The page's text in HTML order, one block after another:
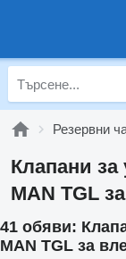
Резервни
Клапани за
MAN TGL
41 обяви:
MAN TGL за